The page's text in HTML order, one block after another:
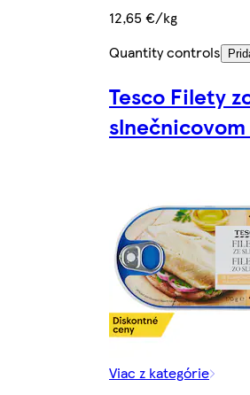
12,65 €/kg
Quantity controls
Tesco Filety
slnečnicovom
Viac z kategórie